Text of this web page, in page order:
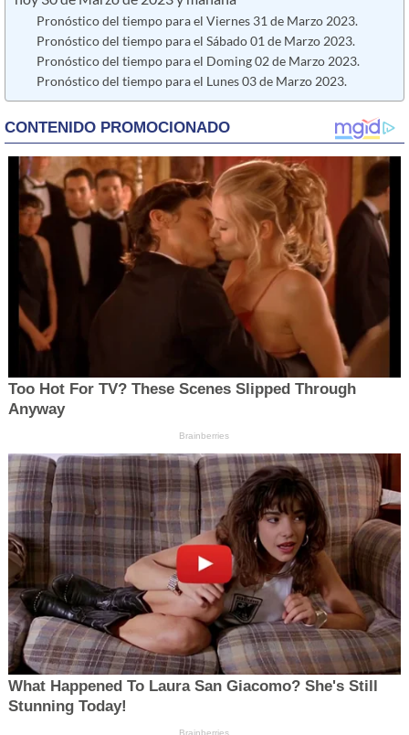
Pronóstico del tiempo para el Viernes 31 de Marzo 2023.
Pronóstico del tiempo para el Sábado 01 de Marzo 2023.
Pronóstico del tiempo para el Doming 02 de Marzo 2023.
Pronóstico del tiempo para el Lunes 03 de Marzo 2023.